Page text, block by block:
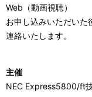
Web（動画視聴）
お申し込みいただいた
連絡いたします。
主催
NEC Express5800/ft